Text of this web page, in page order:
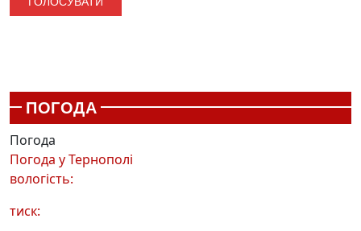
ПОГОДА
Погода
Погода уТернополі
вологість:
тиск: